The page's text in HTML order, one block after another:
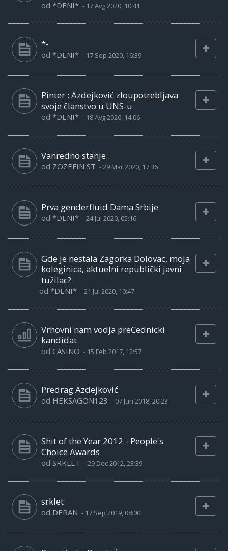
od *DENI* - 17 Avg 2020, 10:41
*-
od *DENI* - 17 Sep 2020, 16:39
Pinter : Azdejković zloupotrebljava
svoje članstvo u UNS-u
od *DENI* - 18 Avg 2020, 14:06
Vanredno stanje..
od ZOZEFIN ST -29 Mar 2020, 17:36
Prva genderfluid Dama Srbije
od *DENI* -24 Jul 2020, 05:16
Gde je nestala Zagorka Dolovac, moja
koleginica, aktuelni republički javni
tužilac?
od *DENI* -21 Jul 2020, 10:47
Vrhovni nam vodja preCednicki
kandidat
od CASINO - 15 Feb 2017, 12:57
Predrag Azdejković
od HEKSAGON123 - 07 Jun 2018, 20:23
Shit of the Year 2012 - People's
Choice Awards
od SRKLET -29 Dec 2012, 23:39
srklet
od DERAN - 17 Sep 2019, 08:00